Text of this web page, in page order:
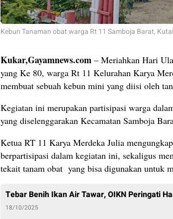
Kebun Tanaman obat warga Rt 11 Samboja Barat,
Kukar,Gayamnews.com – Meriahkan Hari
yang Ke 80, warga Rt 11 Kelurahan Karya
membuat sebuah kebun mini yang diisi oleh
Kegiatan ini merupakan partisipasi warga
yang diselenggarakan Kecamatan Samboja
Ketua RT 11 Karya Merdeka Julia
berpartisipasi dalam kegiatan ini, sekaligus
tekait tanam obat yang bisa digunakan untuk
Tebar Benih Ikan Air Tawar, OIKN Peringati
18/10/2025